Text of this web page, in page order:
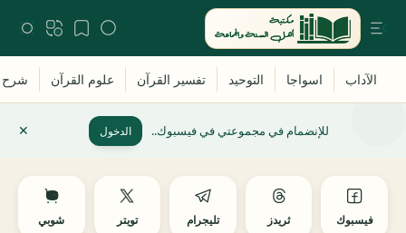
للإنضمام في مجموعتي في فيسبوك.. الدخول
فيسبوك ثريدز تليجرام تويتر شوبي